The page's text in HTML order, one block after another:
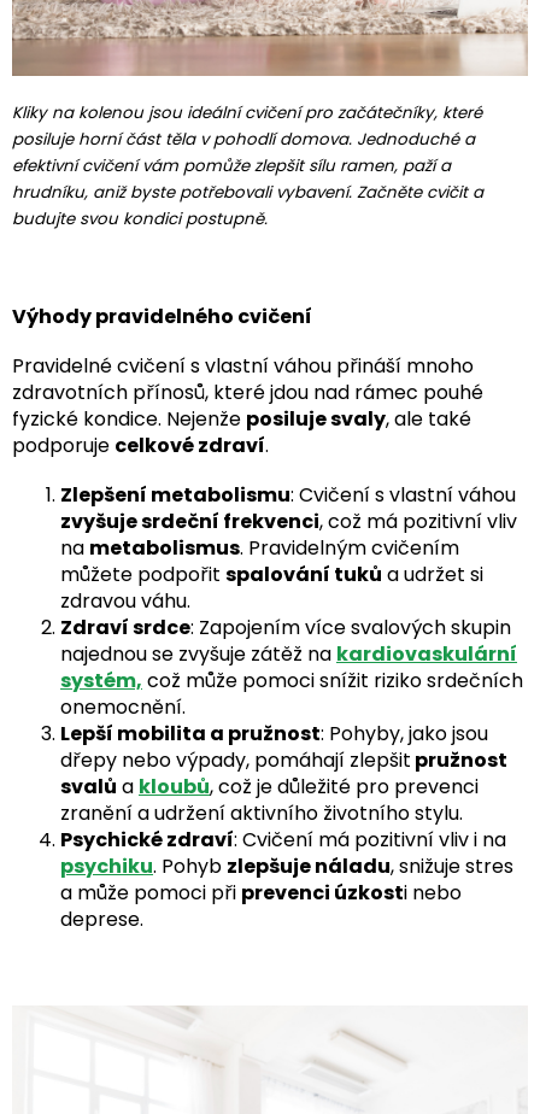
Kliky na kolenou jsou ideální cvičení pro začátečníky, které
posiluje horní část těla v pohodlí domova. Jednoduché a
efektivní cvičení vám pomůže zlepšit sílu ramen, paží a
hrudníku, aniž byste potřebovali vybavení. Začněte cvičit a
budujte svou kondici postupně.
Výhody pravidelného cvičení
Pravidelné cvičení s vlastní váhou přináší mnoho
zdravotních přínosů, které jdou nad rámec pouhé
fyzické kondice. Nejenže posiluje svaly, ale také
podporuje celkové zdraví.
Zlepšení metabolismu: Cvičení s vlastní váhou
zvyšuje srdeční frekvenci, což má pozitivní vliv
na metabolismus. Pravidelným cvičením
můžete podpořit spalování tuků a udržet si
zdravou váhu.
Zdraví srdce: Zapojením více svalových skupin
najednou se zvyšuje zátěž na kardiovaskulární
systém, což může pomoci snížit riziko srdečních
onemocnění.
Lepší mobilita a pružnost: Pohyby, jako jsou
dřepy nebo výpady, pomáhají zlepšit pružnost
svalů a kloubů, což je důležité pro prevenci
zranění a udržení aktivního životního stylu.
Psychické zdraví: Cvičení má pozitivní vliv i na
psychiku. Pohyb zlepšuje náladu, snižuje stres
a může pomoci při prevenci úzkosti nebo
deprese.